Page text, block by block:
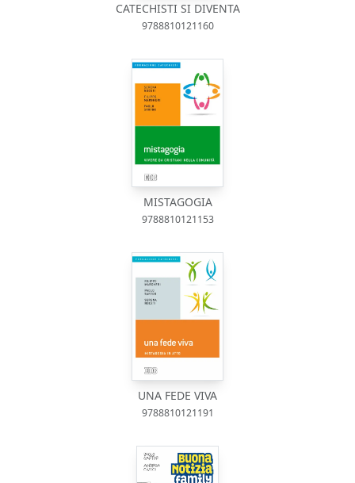
CATECHISTI SI DIVENTA
9788810121160
MISTAGOGIA
9788810121153
UNA FEDE VIVA
9788810121191